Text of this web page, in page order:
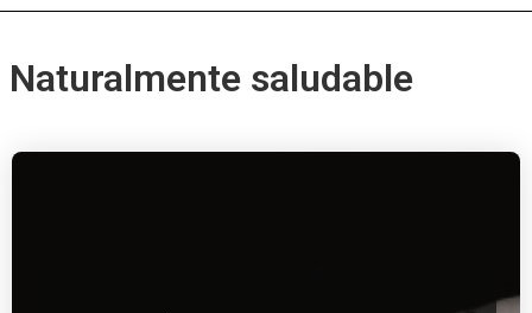
Naturalmente saludable